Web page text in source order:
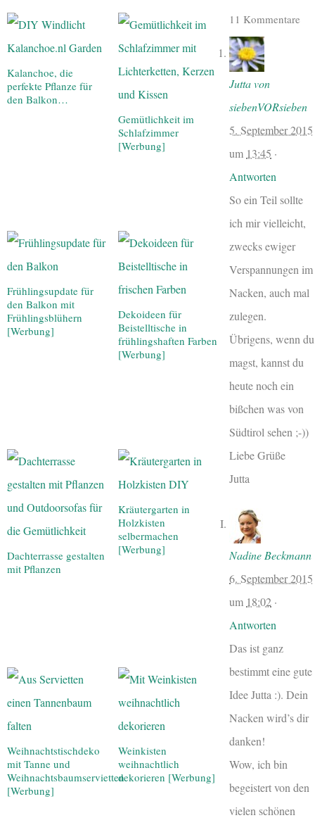
Kalanchoe, die
perfekte Pflanze für
den Balkon…
Gemütlichkeit im
Schlafzimmer
[Werbung]
Frühlingsupdate für
den Balkon mit
Frühlingsblühern
[Werbung]
Dekoideen für
Beistelltische in
frühlingshaften Farben
[Werbung]
Dachterrasse gestalten
mit Pflanzen
Kräutergarten in
Holzkisten
selbermachen
[Werbung]
Weihnachtstischdeko
mit Tanne und
Weihnachtsbaumservietten
[Werbung]
Weinkisten
weihnachtlich
dekorieren [Werbung]
11 Kommentare
Jutta von
siebenVORsieben
5. September 2015
um 13:45 ·
Antworten
So ein Teil sollte
ich mir vielleicht,
zwecks ewiger
Verspannungen im
Nacken, auch mal
zulegen.
Übrigens, wenn du
magst, kannst du
heute noch ein
bißchen was von
Südtirol sehen ;-))
Liebe Grüße
Jutta
Nadine Beckmann
6. September 2015
um 18:02 ·
Antworten
Das ist ganz
bestimmt eine gute
Idee Jutta :). Dein
Nacken wird’s dir
danken!
Wow, ich bin
begeistert von den
vielen schönen